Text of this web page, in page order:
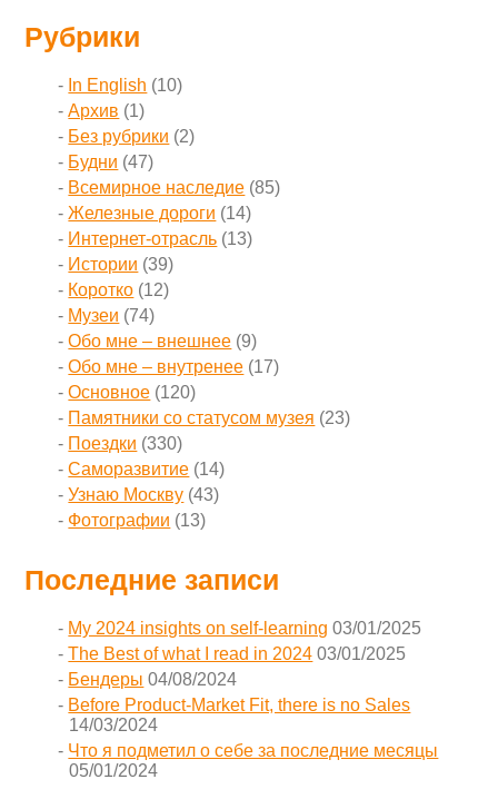
Рубрики
In English (10)
Архив (1)
Без рубрики (2)
Будни (47)
Всемирное наследие (85)
Железные дороги (14)
Интернет-отрасль (13)
Истории (39)
Коротко (12)
Музеи (74)
Обо мне – внешнее (9)
Обо мне – внутренее (17)
Основное (120)
Памятники со статусом музея (23)
Поездки (330)
Саморазвитие (14)
Узнаю Москву (43)
Фотографии (13)
Последние записи
My 2024 insights on self-learning 03/01/2025
The Best of what I read in 2024 03/01/2025
Бендеры 04/08/2024
Before Product-Market Fit, there is no Sales
14/03/2024
Что я подметил о себе за последние месяцы
05/01/2024